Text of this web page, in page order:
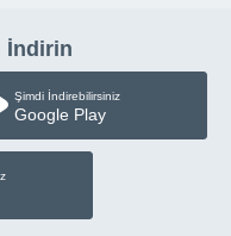
İndirin
Şimdi İndirebilirsiniz
Google Play